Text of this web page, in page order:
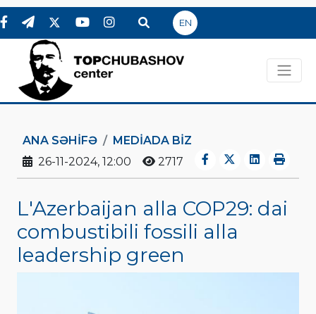
EN
ANA SƏHIFƏ
MEDİADA BİZ
26-11-2024, 12:00
2717
L'Azerbaijan alla COP29: dai
combustibili fossili alla
leadership green